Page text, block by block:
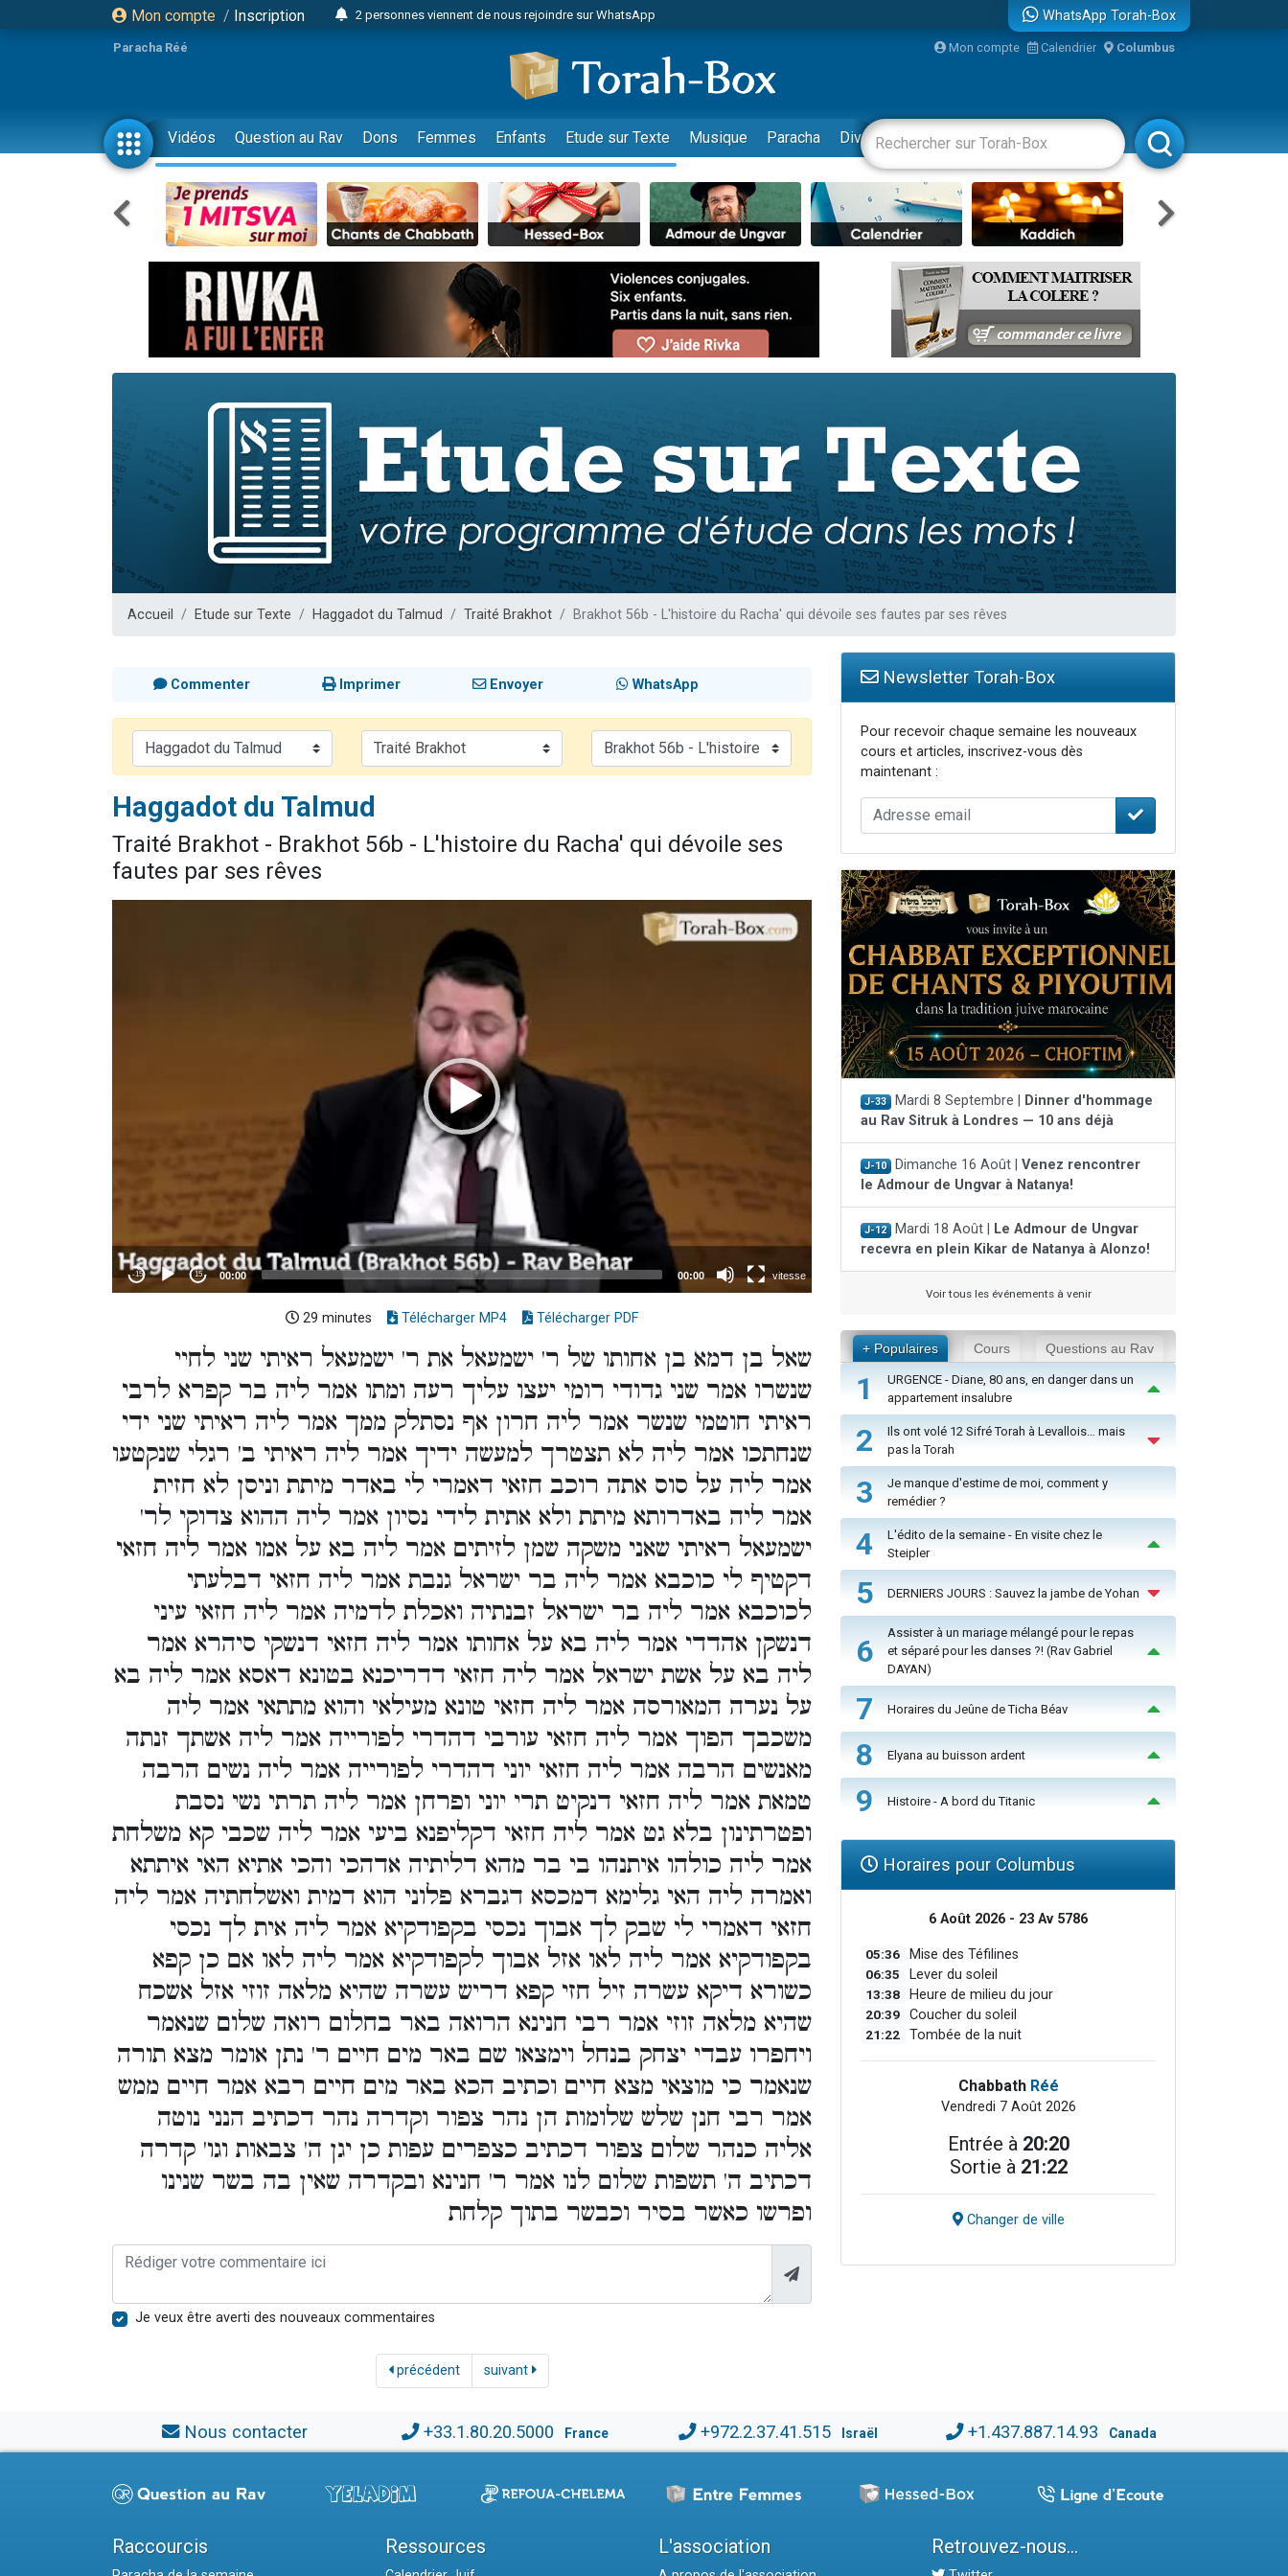
Mon compte / Inscription
2 personnes viennent de nous rejoindre sur WhatsApp
12 nouvelles musiques dans Torah-Box Music
30 personnes viennent de faire un don pour Sauvez la jambe de Yohan
Il reste 49 places pour étudier en groupe sur Zoom
3 personnes viennent de nous rejoindre sur WhatsApp
2 personnes viennent de nous rejoindre sur WhatsApp
3 personnes viennent de nous rejoindre sur WhatsApp
2 nouvelles musiques dans Torah-Box Music
8 personnes viennent de faire un don pour Tsédaka : pauvres d'Israel
Nouvelle émission radio : Visions de grandeur n°104 : Le Chabbath et le Birkat Hamazone à travers le temps
61 personnes viennent de demander une bénédiction
Il reste 49 places pour étudier en groupe sur Zoom
6 personnes viennent de faire un don pour 5 enfants déjà orphelins risquent de perdre leur maman
2 personnes viennent de faire un don pour Reloger Rivka, 6 enfants, victime de violences...
10 personnes viennent de demander une bénédiction
Il reste 49 places pour étudier en groupe sur Zoom
3 personnes viennent de faire un don pour Diane, 80 ans, dans un appartement insalubre
WhatsApp Torah-Box
Paracha Réé Mon compte Calendrier Columbus
Vidéos Question au Rav Dons Femmes Enfants Etude sur Texte Musique Paracha Divertissements Livres Rabbanim
Accueil Etude sur Texte Haggadot du Talmud Traité Brakhot Brakhot 56b - L'histoire du Racha' qui dévoile ses fautes par ses rêves
Commenter Imprimer Envoyer WhatsApp
Haggadot du Talmud
Traité Brakhot - Brakhot 56b - L'histoire du Racha' qui dévoile ses
fautes par ses rêves
29 minutes Télécharger MP4 Télécharger PDF
שאל בן דמא בן אחותו של ר' ישמעאל את ר' ישמעאל ראיתי שני לחיי
שנשרו אמר שני גדודי רומי יעצו עליך רעה ומתו אמר ליה בר קפרא לרבי
ראיתי חוטמי שנשר אמר ליה חרון אף נסתלק ממך אמר ליה ראיתי שני ידי
שנחתכו אמר ליה לא תצטרך למעשה ידיך אמר ליה ראיתי ב' רגלי שנקטעו
אמר ליה על סוס אתה רוכב חזאי דאמרי לי באדר מיתת וניסן לא חזית
אמר ליה באדרותא מיתת ולא אתית לידי נסיון אמר ליה ההוא צדוקי לר'
ישמעאל ראיתי שאני משקה שמן לזיתים אמר ליה בא על אמו אמר ליה חזאי
דקטיף לי כוכבא אמר ליה בר ישראל גנבת אמר ליה חזאי דבלעתי
לכוכבא אמר ליה בר ישראל זבנתיה ואכלת לדמיה אמר ליה חזאי עיני
דנשקן אהדדי אמר ליה בא על אחותו אמר ליה חזאי דנשקי סיהרא אמר
ליה בא על אשת ישראל אמר ליה חזאי דדריכנא בטונא דאסא אמר ליה בא
על נערה המאורסה אמר ליה חזאי טונא מעילאי והוא מתתאי אמר ליה
משכבך הפוך אמר ליה חזאי עורבי דהדרי לפורייה אמר ליה אשתך זנתה
מאנשים הרבה אמר ליה חזאי יוני דהדרי לפורייה אמר ליה נשים הרבה
טמאת אמר ליה חזאי דנקיט תרי יוני ופרחן אמר ליה תרתי נשי נסבת
ופטרתינון בלא גט אמר ליה חזאי דקליפנא ביעי אמר ליה שכבי קא משלחת
אמר ליה כולהו איתנהו בי בר מהא דליתיה אדהכי והכי אתיא האי איתתא
ואמרה ליה האי גלימא דמכסא דגברא פלוני הוא דמית ואשלחתיה אמר ליה
חזאי דאמרי לי שבק לך אבוך נכסי בקפודקיא אמר ליה אית לך נכסי
בקפודקיא אמר ליה לאו אזל אבוך לקפודקיא אמר ליה לאו אם כן קפא
כשורא דיקא עשרה זיל חזי קפא דריש עשרה שהיא מלאה זוזי אזל אשכח
שהיא מלאה זוזי אמר רבי חנינא הרואה באר בחלום רואה שלום שנאמר
ויחפרו עבדי יצחק בנחל וימצאו שם באר מים חיים ר' נתן אומר מצא תורה
שנאמר כי מוצאי מצא חיים וכתיב הכא באר מים חיים רבא אמר חיים ממש
אמר רבי חנן שלש שלומות הן נהר צפור וקדרה נהר דכתיב הנני נוטה
אליה כנהר שלום צפור דכתיב כצפרים עפות כן יגן ה' צבאות וגו' קדרה
דכתיב ה' תשפות שלום לנו אמר ר' חנינא ובקדרה שאין בה בשר שנינו
ופרשו כאשר בסיר וכבשר בתוך קלחת
Je veux être averti des nouveaux commentaires
précédent suivant
Newsletter Torah-Box
Pour recevoir chaque semaine les nouveaux
cours et articles, inscrivez-vous dès
maintenant :
J-33 Mardi 8 Septembre |
Dinner d'hommage
au Rav Sitruk à Londres — 10 ans déjà
J-10 Dimanche 16 Août | Venez rencontrer
le Admour de Ungvar à Natanya!
J-12 Mardi 18 Août |
Le Admour de Ungvar
recevra en plein Kikar de Natanya à Alonzo!
Voir tous les événements à venir
+ Populaires Cours Questions au Rav
1
URGENCE - Diane, 80 ans, en danger dans un
appartement insalubre
2
Ils ont volé 12 Sifré Torah à Levallois… mais
pas la Torah
3
Je manque d'estime de moi, comment y
remédier ?
4
L'édito de la semaine - En visite chez le
Steipler
5 DERNIERS JOURS : Sauvez la jambe de Yohan
6
Assister à un mariage mélangé pour le repas
et séparé pour les danses ?! (Rav Gabriel
DAYAN)
7 Horaires du Jeûne de Ticha Béav
8 Elyana au buisson ardent
9 Histoire - A bord du Titanic
Horaires pour Columbus
6 Août 2026 - 23 Av 5786
05:36 Mise des Téfilines
06:35 Lever du soleil
13:38 Heure de milieu du jour
20:39 Coucher du soleil
21:22 Tombée de la nuit
Chabbath Réé
Vendredi 7 Août 2026
Entrée à 20:20
Sortie à 21:22
Changer de ville
Nous contacter +33.1.80.20.5000 France +972.2.37.41.515 Israël +1.437.887.14.93 Canada
Raccourcis Ressources L'association Retrouvez-nous...